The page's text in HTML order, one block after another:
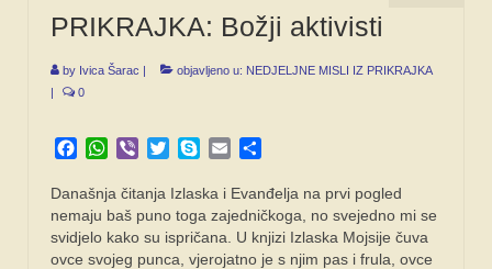
PRIKRAJKA: Božji aktivisti
by Ivica Šarac | objavljeno u: NEDJELJNE MISLI IZ PRIKRAJKA
|
0
Facebook
WhatsApp
Viber TwitterSkypeEmail
Današnja čitanja Izlaska i Evanđelja na prvi pogled
nemaju baš puno toga zajedničkoga, no svejedno mi se
svidjelo kako su ispričana. U knjizi Izlaska Mojsije čuva
ovce svojeg punca, vjerojatno je s njim pas i frula, ovce